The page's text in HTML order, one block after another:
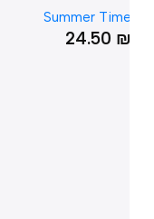
Summer
24.50